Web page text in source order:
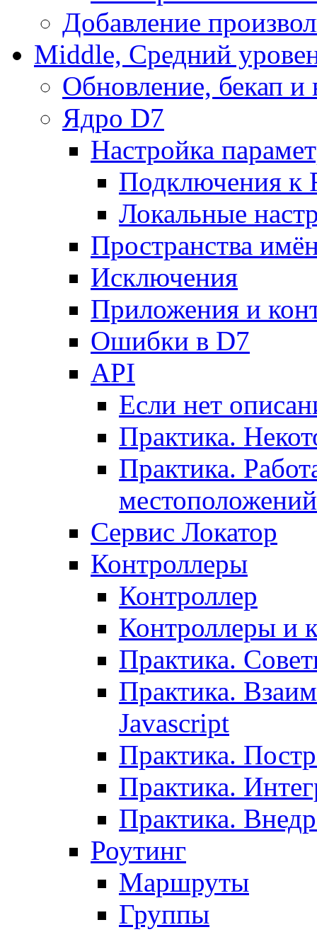
Добавление
Middle, Средний
Обновление, бекап и
Ядро D7
Настройка
Подключения к
Локальные
Пространства
Исключения
Приложения и
Ошибки в D7
API
Если нет
Практика.
Практика.
местоположений
Сервис Локатор
Контроллеры
Контроллер
Контроллеры и
Практика.
Практика.
Javascript
Практика.
Практика.
Практика.
Роутинг
Маршруты
Группы